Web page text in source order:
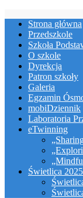
content
Strona główna
Przedszkole
Szkoła
O szkole
Dyrekcja
Patron szkoły
Galeria
Egzamin
mobiDziennik
Laboratoria
eTwinning
Świetlica